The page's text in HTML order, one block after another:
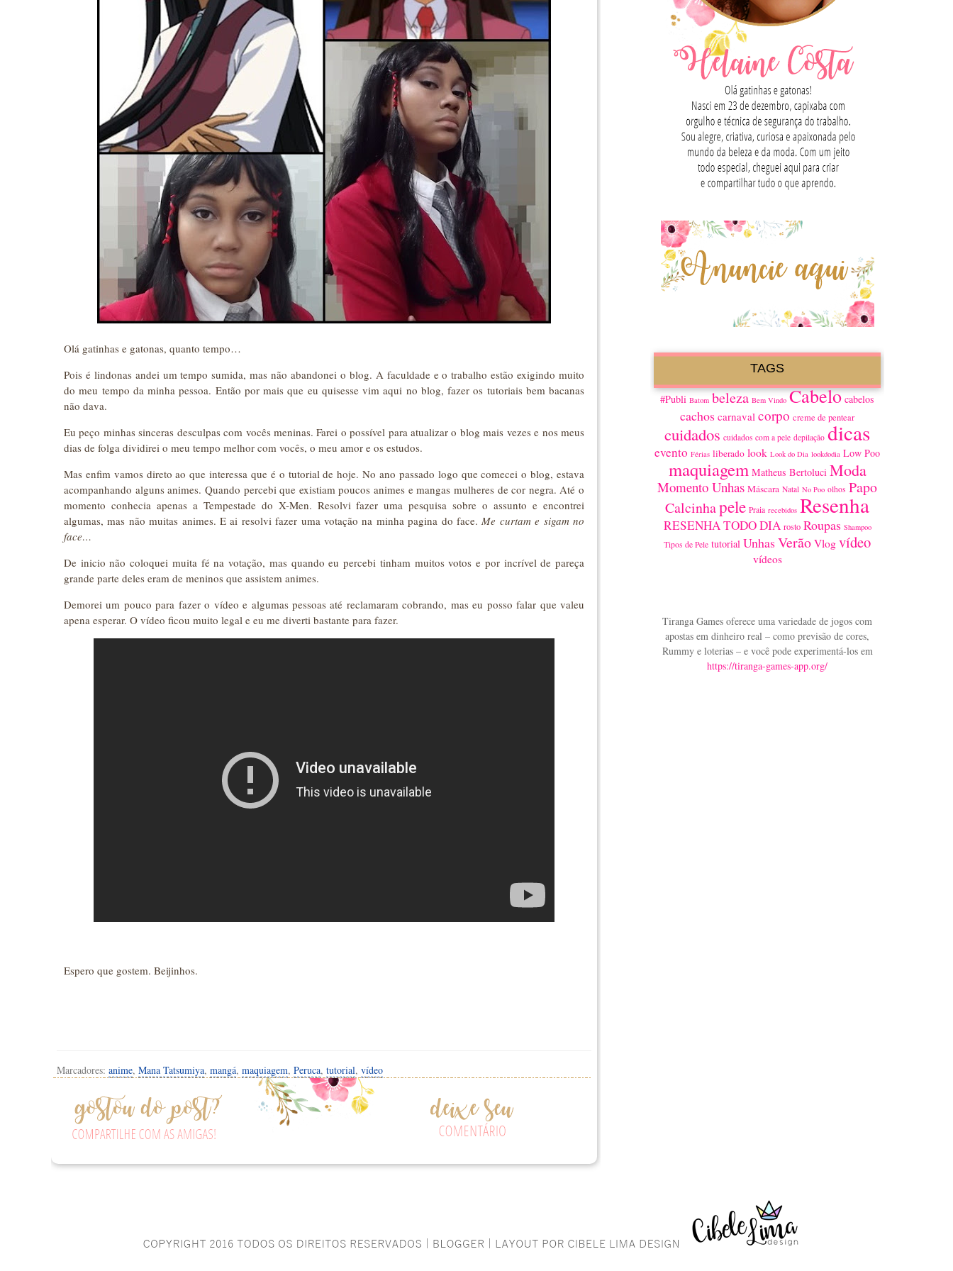
Olá gatinhas e gatonas, quanto tempo…
Pois é lindonas andei um tempo sumida, mas não abandonei o blog. A faculdade e o trabalho estão exigindo muito
do meu tempo da minha pessoa. Então por mais que eu quisesse vim aqui no blog, fazer os tutoriais bem bacanas
não dava.
Eu peço minhas sinceras desculpas com vocês meninas. Farei o possível para atualizar o blog mais vezes e nos meus
dias de folga dividirei o meu tempo melhor com vocês, o meu amor e os estudos.
Mas enfim vamos direto ao que interessa que é o tutorial de hoje. No ano passado logo que comecei o blog, estava
acompanhando alguns animes. Quando percebi que existiam poucos animes e mangas mulheres de cor negra. Até o
momento conhecia apenas a Tempestade do X-Men. Resolvi fazer uma pesquisa sobre o assunto e encontrei
algumas, mas não muitas animes. E ai resolvi fazer uma votação na minha pagina do face.Me curtam e sigam no
face…
De inicio não coloquei muita fé na votação, mas quando eu percebi tinham muitos votos e por incrível de pareça
grande parte deles eram de meninos que assistem animes.
Demorei um pouco para fazer o vídeo e algumas pessoas até reclamaram cobrando, mas eu posso falar que valeu
apena esperar. O vídeo ficou muito legal e eu me diverti bastante para fazer.
Espero que gostem. Beijinhos.
Marcadores: anime, Mana Tatsumiya, mangá, maquiagem, Peruca, tutorial, vídeo
TAGS
#Publi Batom beleza Bem Vindo Cabelo cabelos
cachos carnaval corpo creme de pentear
cuidados cuidados com a pele depilação dicas
evento Férias liberado look Look do Dia lookdodia Low Poo
maquiagem Matheus Bertoluci Moda
Momento Unhas Máscara Natal No Poo olhos Papo
Calcinhapele Praia recebidos Resenha
RESENHA TODO DIA rosto Roupas Shampoo
Tipos de Pele tutorial Unhas Verão Vlog vídeo
vídeos
Tiranga Games oferece uma variedade de jogos com
apostas em dinheiro real – como previsão de cores,
Rummy e loterias – e você pode experimentá-los em
https://tiranga-games-app.org/